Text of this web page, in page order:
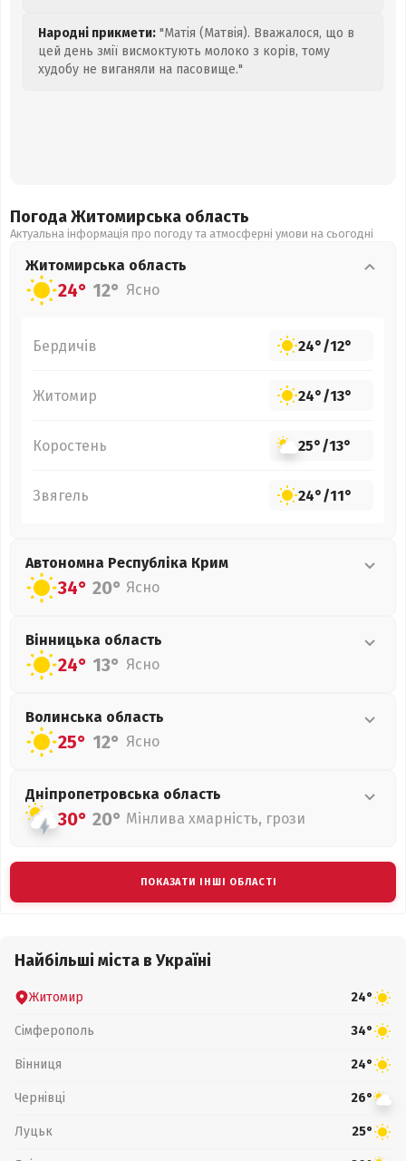
Народні прикмети: "Матія (Матвія). Вважалося, що в
цей день змії висмоктують молоко з корів, тому
худобу не виганяли на пасовище."
Погода Житомирська область
Актуальна інформація про погоду та атмосферні умови на сьогодні
Житомирська область
24° 12° Ясно
Бердичів 24°/12°
Житомир 24°/13°
Коростень 25°/13°
Звягель 24°/11°
Автономна Республіка Крим
34° 20° Ясно
Вінницька область
24° 13° Ясно
Волинська область
25° 12° Ясно
Дніпропетровська область
30° 20° Мінлива хмарність, грози
ПОКАЗАТИ ІНШІ ОБЛАСТІ
Найбільші міста в Україні
Житомир 24°
Сімферополь 34°
Вінниця 24°
Чернівці 26°
Луцьк 25°